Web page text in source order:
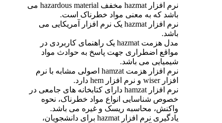
نرم افزار hazmat مخفف hazardous material می
باشد که به معنی مواد خطرناک است.
نرم افزار hazmat یک نرم افزار آمریکایی می
باشد.
مدل هزمت hazmat یک راهنمای کاربردی در
مواقع اضطراری جهت پاسخ به حوادث مواد
شیمیایی می باشد.
نرم افزار هزمت hamzat اصولی مشابه با نرم
افزار wiser و نرم افزار hem دارد.
نرم افزار hamzat دارای کتابخانه های جامعی در
خصوص شناسایی انواع مواد خطرناک، نحوه
واکنش، محاسبه ریسک و غیره می باشد.
یادگیری نرم افزار hazmat برای دانشجویان،